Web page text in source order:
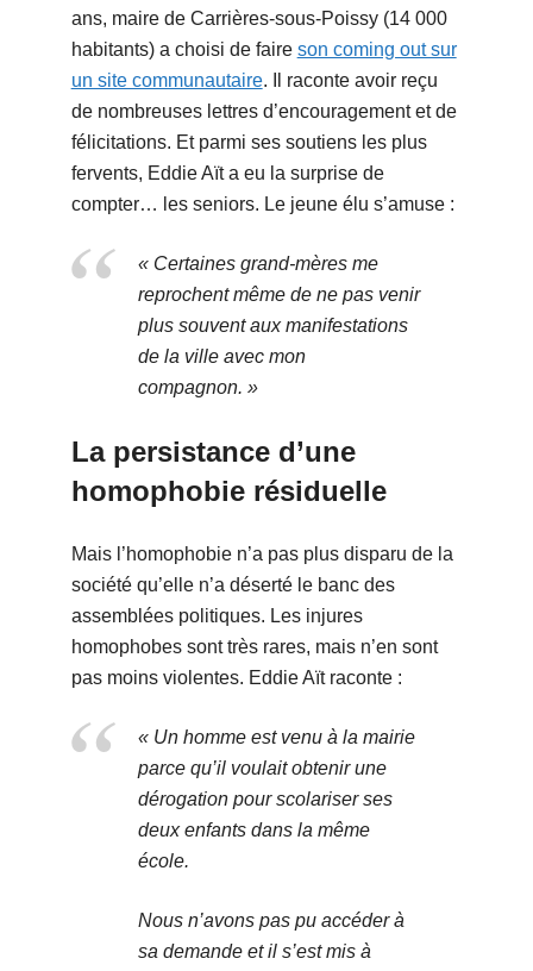
ans, maire de Carrières-sous-Poissy (14 000
habitants) a choisi de faire son coming out sur
un site communautaire. Il raconte avoir reçu
de nombreuses lettres d’encouragement et de
félicitations. Et parmi ses soutiens les plus
fervents, Eddie Aït a eu la surprise de
compter… les seniors. Le jeune élu s’amuse :
« Certaines grand-mères me
reprochent même de ne pas venir
plus souvent aux manifestations
de la ville avec mon
compagnon. »
La persistance d’une
homophobie résiduelle
Mais l’homophobie n’a pas plus disparu de la
société qu’elle n’a déserté le banc des
assemblées politiques. Les injures
homophobes sont très rares, mais n’en sont
pas moins violentes. Eddie Aït raconte :
« Un homme est venu à la mairie
parce qu’il voulait obtenir une
dérogation pour scolariser ses
deux enfants dans la même
école.
Nous n’avons pas pu accéder à
sa demande et il s’est mis à